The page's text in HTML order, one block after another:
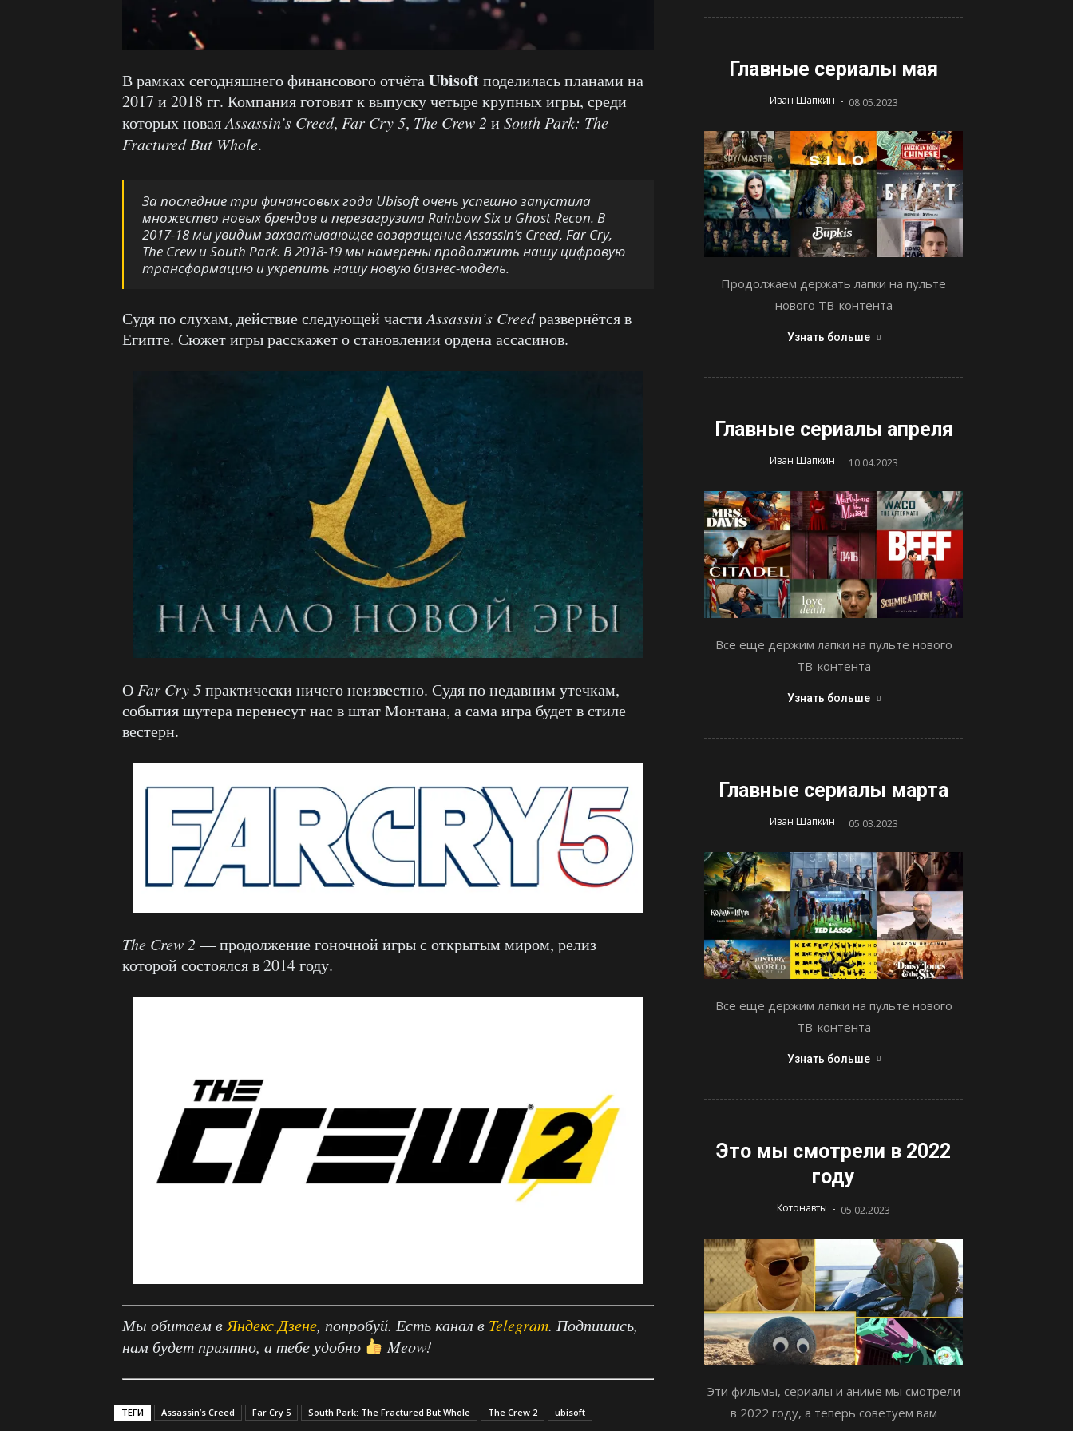
В рамках сегодняшнего финансового отчётаUbisoftподелилась планами на
2017 и 2018 гг. Компания готовит к выпуску четыре крупных игры, среди
которых новаяAssassin’s Creed, Far Cry 5, The Crew 2 и South Park: The
Fractured But Whole.
За последние три финансовых года Ubisoft очень успешно запустила
множество новых брендов и перезагрузила Rainbow Six и Ghost Recon. В
2017-18 мы увидим захватывающее возвращение Assassin’s Creed, Far Cry,
The Crew и South Park. В 2018-19 мы намерены продолжить нашу цифровую
трансформацию и укрепить нашу новую бизнес-модель.
Судя по слухам, действие следующей частиAssassin’s Creedразвернётся в
Египте. Сюжет игры расскажет о становлении ордена ассасинов.
ОFar Cry 5практически ничего неизвестно. Судя по недавним утечкам,
события шутера перенесут нас в штат Монтана, а сама игра будет в стиле
вестерн.
The Crew 2 — продолжение гоночной игры с открытым миром, релиз
которой состоялся в 2014 году.
Мы обитаем вЯндекс.Дзене, попробуй. Есть канал в Telegram. Подпишись,
нам будет приятно, а тебе удобно
Meow!
ТЕГИ Assassin’s Creed Far Cry 5 South Park: The Fractured But Whole The Crew 2 ubisoft
Главные сериалы мая
Иван Шапкин - 08.05.2023
Продолжаем держать лапки на пульте
нового ТВ-контента
Узнать больше
Главные сериалы апреля
Иван Шапкин - 10.04.2023
Все еще держим лапки на пульте нового
ТВ-контента
Узнать больше
Главные сериалы марта
Иван Шапкин - 05.03.2023
Все еще держим лапки на пульте нового
ТВ-контента
Узнать больше
Это мы смотрели в 2022
году
Котонавты - 05.02.2023
Эти фильмы, сериалы и аниме мы смотрели
в 2022 году, а теперь советуем вам